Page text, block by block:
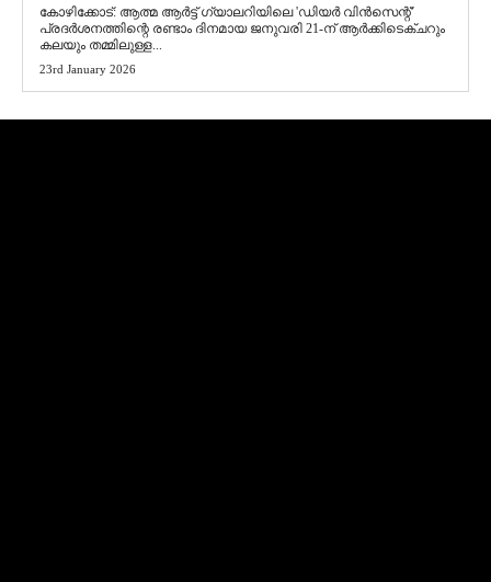
​കോഴിക്കോട്: ആത്മ ആർട്ട് ഗ്യാലറിയിലെ 'ഡിയർ വിൻസെന്റ്'
പ്രദർശനത്തിന്റെ രണ്ടാം ദിനമായ ജനുവരി 21-ന് ആർക്കിടെക്ചറും
കലയും തമ്മിലുള്ള...
23rd January 2026